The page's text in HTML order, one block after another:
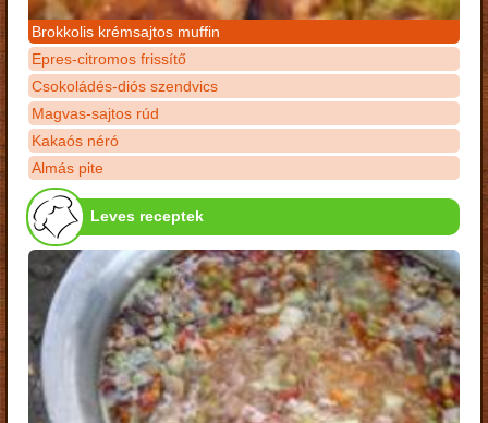
Brokkolis krémsajtos muffin
Epres-citromos frissítő
Csokoládés-diós szendvics
Magvas-sajtos rúd
Kakaós néró
Almás pite
Leves receptek